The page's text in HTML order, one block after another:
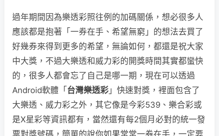
過年期間因為樂透彩照往例的加碼關係，想必很多人
應該都是抱著「一券在手、希望無窮」的想法去買了
好幾券來得到更多的希望，無論如何，都還是祝大家
中大獎，不過大樂透和威力彩的開獎時間其實都蠻快
的，很多人都會忘了自己是哪一期，現在可以透過
Android軟體「 台灣樂透彩 」快速對獎，裡面包含了
大樂透、威力彩之外，其它像是今彩539、樂合彩或
是X星彩等資訊都有，當然還有每2個月必對的統一發
票對獎號碼，簡單的說你如果常常一券在手，一定要